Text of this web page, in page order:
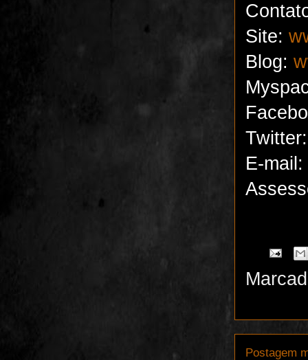
Site:
Blog:
Twitter:
E-mail:
Postagem